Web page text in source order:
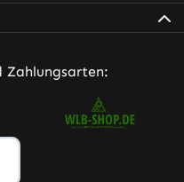
Zahlungsarten: